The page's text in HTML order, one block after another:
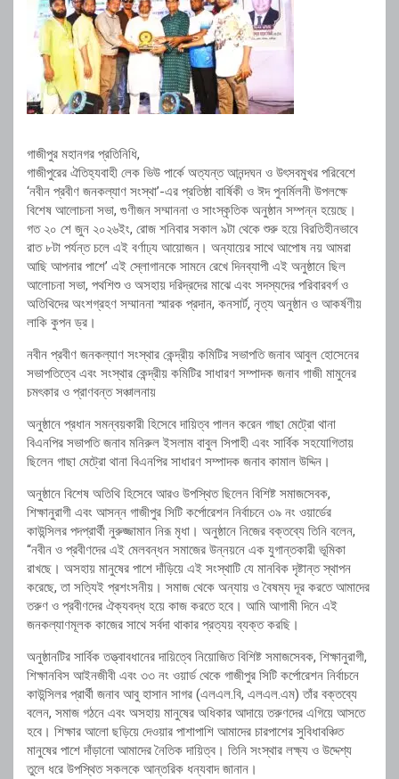
গাজীপুর মহানগর প্রতিনিধি,
গাজীপুরের ঐতিহ্যবাহী লেক ভিউ পার্কে অত্যন্ত আনন্দঘন ও উৎসবমুখর পরিবেশে
‘নবীন প্রবীণ জনকল্যাণ সংস্থা’-এর প্রতিষ্ঠা বার্ষিকী ও ঈদ পুনর্মিলনী উপলক্ষে
বিশেষ আলোচনা সভা, গুণীজন সম্মাননা ও সাংস্কৃতিক অনুষ্ঠান সম্পন্ন হয়েছে।
গত ২০ শে জুন ২০২৬ইং, রোজ শনিবার সকাল ৯টা থেকে শুরু হয়ে বিরতিহীনভাবে
রাত ৮টা পর্যন্ত চলে এই বর্ণাঢ্য আয়োজন। অন্যায়ের সাথে আপোষ নয় আমরা
আছি আপনার পাশে’ এই স্লোগানকে সামনে রেখে দিনব্যাপী এই অনুষ্ঠানে ছিল
আলোচনা সভা, পথশিশু ও অসহায় দরিদ্রদের মাঝে এবং সদস্যদের পরিবারবর্গ ও
অতিথিদের অংশগ্রহণ সম্মাননা স্মারক প্রদান, কনসার্ট, নৃত্য অনুষ্ঠান ও আকর্ষণীয়
লাকি কুপন ড্র।
নবীন প্রবীণ জনকল্যাণ সংস্থার কেন্দ্রীয় কমিটির সভাপতি জনাব আবুল হোসেনের
সভাপতিত্বে এবং সংস্থার কেন্দ্রীয় কমিটির সাধারণ সম্পাদক জনাব গাজী মামুনের
চমৎকার ও প্রাণবন্ত সঞ্চালনায়
অনুষ্ঠানে প্রধান সমন্বয়কারী হিসেবে দায়িত্ব পালন করেন গাছা মেট্রো থানা
বিএনপির সভাপতি জনাব মনিরুল ইসলাম বাবুল সিপাহী এবং সার্বিক সহযোগিতায়
ছিলেন গাছা মেট্রো থানা বিএনপির সাধারণ সম্পাদক জনাব কামাল উদ্দিন।
অনুষ্ঠানে বিশেষ অতিথি হিসেবে আরও উপস্থিত ছিলেন বিশিষ্ট সমাজসেবক,
শিক্ষানুরাগী এবং আসন্ন গাজীপুর সিটি কর্পোরেশন নির্বাচনে ৩৯ নং ওয়ার্ডের
কাউন্সিলর পদপ্রার্থী নুরুজ্জামান নিরূ মৃধা। অনুষ্ঠানে নিজের বক্তব্যে তিনি বলেন,
“নবীন ও প্রবীণদের এই মেলবন্ধন সমাজের উন্নয়নে এক যুগান্তকারী ভূমিকা
রাখছে। অসহায় মানুষের পাশে দাঁড়িয়ে এই সংস্থাটি যে মানবিক দৃষ্টান্ত স্থাপন
করেছে, তা সত্যিই প্রশংসনীয়। সমাজ থেকে অন্যায় ও বৈষম্য দূর করতে আমাদের
তরুণ ও প্রবীণদের ঐক্যবদ্ধ হয়ে কাজ করতে হবে। আমি আগামী দিনে এই
জনকল্যাণমূলক কাজের সাথে সর্বদা থাকার প্রত্যয় ব্যক্ত করছি।
অনুষ্ঠানটির সার্বিক তত্ত্বাবধানের দায়িত্বে নিয়োজিত বিশিষ্ট সমাজসেবক, শিক্ষানুরাগী,
শিক্ষানবিস আইনজীবী এবং ৩৩ নং ওয়ার্ড থেকে গাজীপুর সিটি কর্পোরেশন নির্বাচনে
কাউন্সিলর প্রার্থী জনাব আবু হাসান সাগর (এলএল.বি, এলএল.এম) তাঁর বক্তব্যে
বলেন, সমাজ গঠনে এবং অসহায় মানুষের অধিকার আদায়ে তরুণদের এগিয়ে আসতে
হবে। শিক্ষার আলো ছড়িয়ে দেওয়ার পাশাপাশি আমাদের চারপাশের সুবিধাবঞ্চিত
মানুষের পাশে দাঁড়ানো আমাদের নৈতিক দায়িত্ব। তিনি সংস্থার লক্ষ্য ও উদ্দেশ্য
তুলে ধরে উপস্থিত সকলকে আন্তরিক ধন্যবাদ জানান।